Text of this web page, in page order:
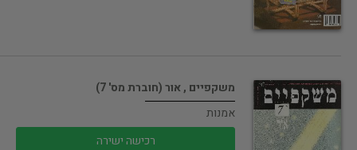
משקפיים , אור (חוברת מס' 7)
אמנות
רכישה ישירה